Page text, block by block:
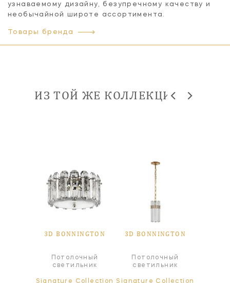
узнаваемому дизайну, безупречному качеству и
необычайной широте ассортимента.
Товары бренда
ИЗ ТОЙ ЖЕ КОЛЛЕКЦИИ
3D BONNINGTON
Потолочный
светильник
Signature Collection
3D BONNINGTON
Потолочный
светильник
Signature Collection